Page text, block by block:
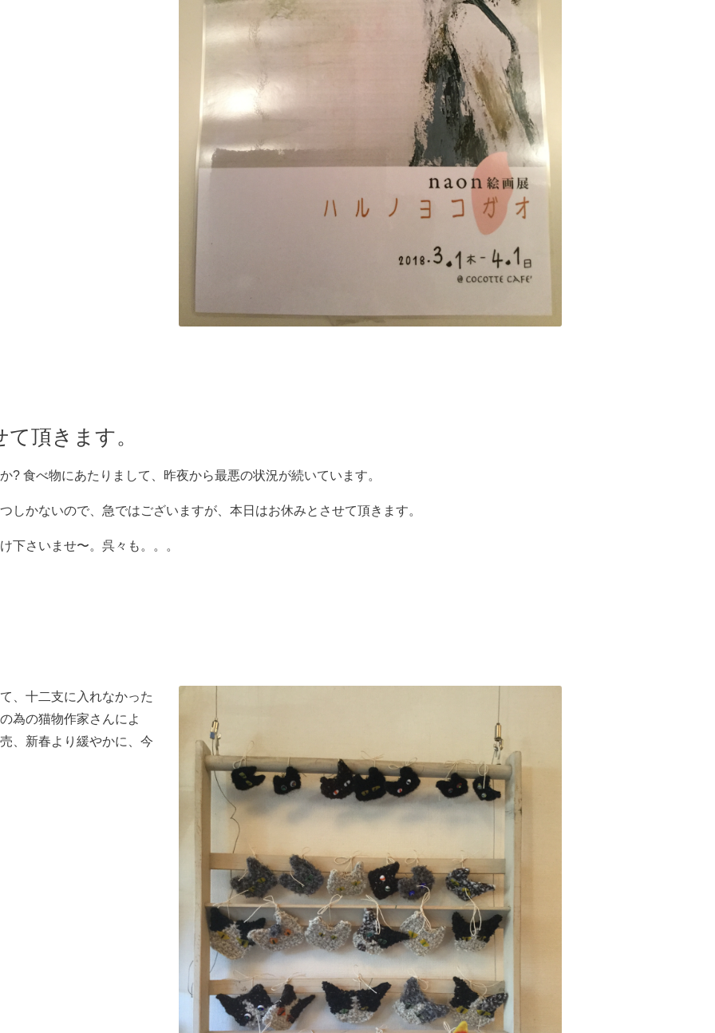
頂きます。
? 食べ物にあたりまして、昨夜から最悪の状況が続いています。
しかないので、急ではございますが、本日はお休みとさせて頂きます。
下さいませ〜。呉々も。。。
、十二支に入れなかった
為の猫物作家さんによ
、新春より緩やかに、今